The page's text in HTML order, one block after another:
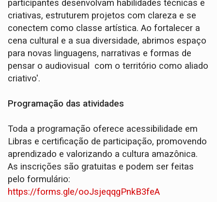
participantes desenvolvam habilidades técnicas e
criativas, estruturem projetos com clareza e se
conectem como classe artística. Ao fortalecer a
cena cultural e a sua diversidade, abrimos espaço
para novas linguagens, narrativas e formas de
pensar o audiovisual com o território como aliado
criativo'.
Programação das atividades
Toda a programação oferece acessibilidade em
Libras e certificação de participação, promovendo
aprendizado e valorizando a cultura amazônica.
As inscrições são gratuitas e podem ser feitas
pelo formulário:
https://forms.gle/ooJsjeqqgPnkB3feA